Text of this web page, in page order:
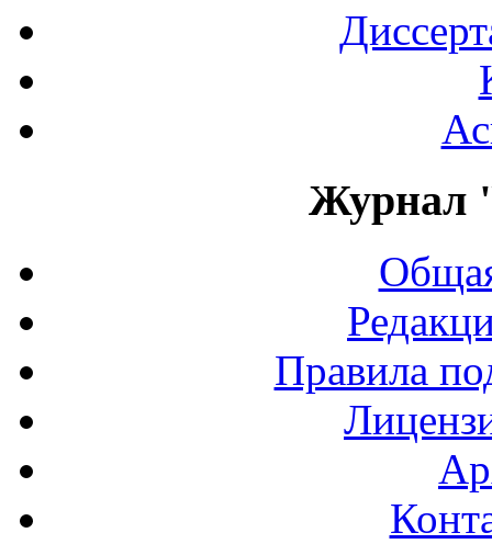
Журнал
Правила